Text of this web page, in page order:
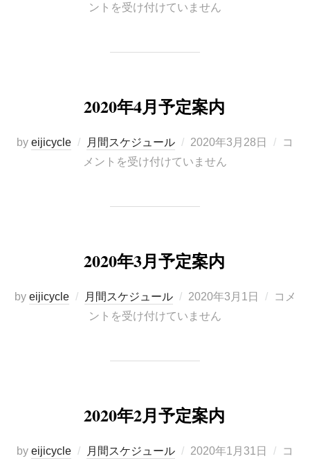
稿
ントを受け付けていません
2020年4月予定案内
by eijicycle 月間スケジュール
投
稿
2020年3月28日
コ
メントを受け付けていません
2020年3月予定案内
by eijicycle 月間スケジュール
投
稿
2020年3月1日
コメ
ントを受け付けていません
2020年2月予定案内
by eijicycle 月間スケジュール
投
2020年1月31日
コ